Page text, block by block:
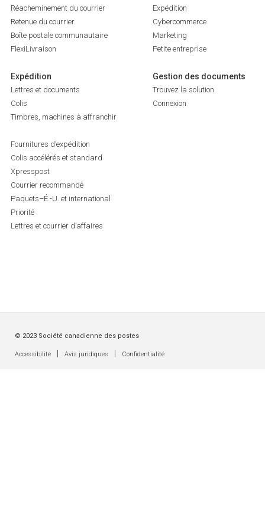
Réacheminement du courrier
Retenue du courrier
Boîte postale communautaire
FlexiLivraison
Expédition
Lettres et documents
Colis
Timbres, machines à affranchir
Fournitures d’expédition
Colis accélérés et standard
Xpresspost
Courrier recommandé
Paquets–É.-U. et international
Priorité
Lettres et courrier d’affaires
Expédition
Cybercommerce
Marketing
Petite entreprise
Gestion des documents
Trouvez la solution
Connexion
© 2023 Société canadienne des postes
Accessibilité Avis juridiques Confidentialité